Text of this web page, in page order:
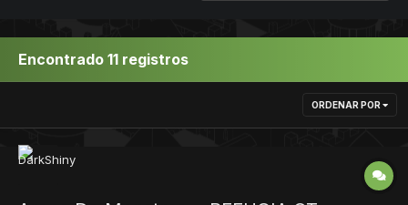
Encontrado 11 registros
ORDENAR POR